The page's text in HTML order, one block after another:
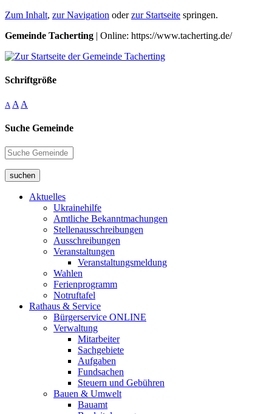
Zum Inhalt, zur Navigation oderzur Startseite springen.
Gemeinde Tacherting | Online: https://www.tacherting.de/
Schriftgröße
A A A
Suche Gemeinde
suchen
Aktuelles
Ukrainehilfe
Amtliche Bekanntmachungen
Stellenausschreibungen
Ausschreibungen
Veranstaltungen
Veranstaltungsmeldung
Wahlen
Ferienprogramm
Notruftafel
Rathaus & Service
Bürgerservice ONLINE
Verwaltung
Mitarbeiter
Sachgebiete
Aufgaben
Fundsachen
Steuern und Gebühren
Bauen & Umwelt
Bauamt